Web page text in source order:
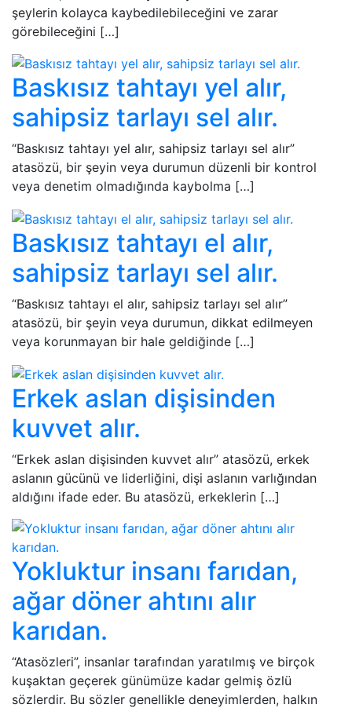
şeylerin kolayca kaybedilebileceğini ve zarar
görebileceğini […]
Baskısız tahtayı yel alır,
sahipsiz tarlayı sel alır.
“Baskısız tahtayı yel alır, sahipsiz tarlayı sel alır”
atasözü, bir şeyin veya durumun düzenli bir kontrol
veya denetim olmadığında kaybolma […]
Baskısız tahtayı el alır,
sahipsiz tarlayı sel alır.
“Baskısız tahtayı el alır, sahipsiz tarlayı sel alır”
atasözü, bir şeyin veya durumun, dikkat edilmeyen
veya korunmayan bir hale geldiğinde […]
Erkek aslan dişisinden
kuvvet alır.
“Erkek aslan dişisinden kuvvet alır” atasözü, erkek
aslanın gücünü ve liderliğini, dişi aslanın varlığından
aldığını ifade eder. Bu atasözü, erkeklerin […]
Yokluktur insanı farıdan,
ağar döner ahtını alır
karıdan.
“Atasözleri”, insanlar tarafından yaratılmış ve birçok
kuşaktan geçerek günümüze kadar gelmiş özlü
sözlerdir. Bu sözler genellikle deneyimlerden, halkın